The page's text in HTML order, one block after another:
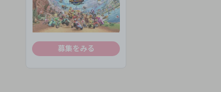
募集をみる